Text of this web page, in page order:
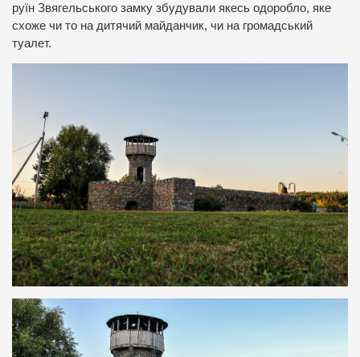
руїн Звягельського замку збудували якесь одоробло, яке
схоже чи то на дитячий майданчик, чи на громадський
туалет.